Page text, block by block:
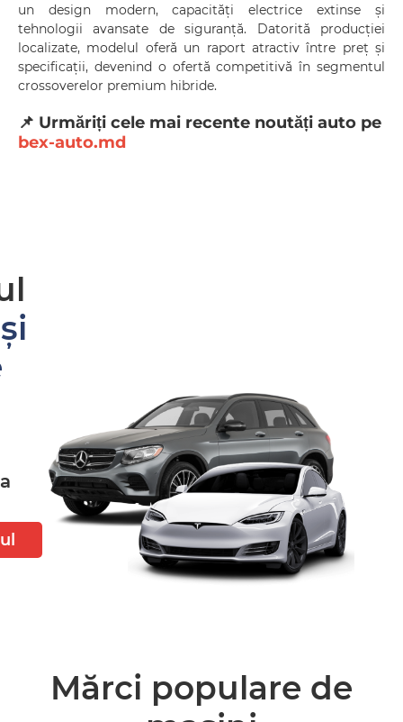
un design modern, capacități electrice extinse și
tehnologii avansate de siguranță. Datorită producției
localizate, modelul oferă un raport atractiv între preț și
specificații, devenind o ofertă competitivă în segmentul
crossoverelor premium hibride.
📌 Urmăriți cele mai recente noutăți auto pe
bex-auto.md
Mărci populare de